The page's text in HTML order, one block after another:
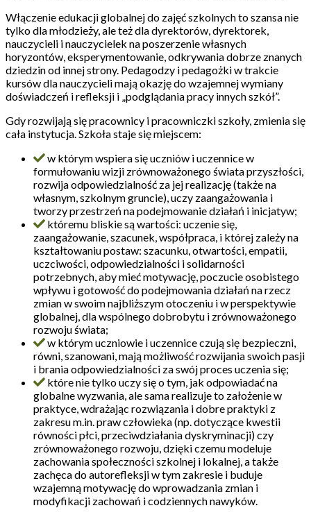
Włączenie edukacji globalnej do zajęć szkolnych to szansa nie
tylko dla młodzieży, ale też dla dyrektorów, dyrektorek,
nauczycieli i nauczycielek na poszerzenie własnych
horyzontów, eksperymentowanie, odkrywania dobrze znanych
dziedzin od innej strony. Pedagodzy i pedagożki w trakcie
kursów dla nauczycieli mają okazję do wzajemnej wymiany
doświadczeń i refleksji i „podglądania pracy innych szkół”.
Gdy rozwijają się pracownicy i pracowniczki szkoły, zmienia się
cała instytucja. Szkoła staje się miejscem:
w którym wspiera się uczniów i uczennice w
formułowaniu wizji zrównoważonego świata przyszłości,
rozwija odpowiedzialność za jej realizację (także na
własnym, szkolnym gruncie), uczy zaangażowania i
tworzy przestrzeń na podejmowanie działań i inicjatyw;
któremu bliskie są wartości: uczenie się,
zaangażowanie, szacunek, współpraca, i której zależy na
kształtowaniu postaw: szacunku, otwartości, empatii,
uczciwości, odpowiedzialności i solidarności
potrzebnych, aby mieć motywację, poczucie osobistego
wpływu i gotowość do podejmowania działań na rzecz
zmian w swoim najbliższym otoczeniu i w perspektywie
globalnej, dla wspólnego dobrobytu i zrównoważonego
rozwoju świata;
w którym uczniowie i uczennice czują się bezpieczni,
równi, szanowani, mają możliwość rozwijania swoich pasji
i brania odpowiedzialności za swój proces uczenia się;
które nie tylko uczy się o tym, jak odpowiadać na
globalne wyzwania, ale sama realizuje to założenie w
praktyce, wdrażając rozwiązania i dobre praktyki z
zakresu m.in. praw człowieka (np. dotyczące kwestii
równości płci, przeciwdziałania dyskryminacji) czy
zrównoważonego rozwoju, dzięki czemu modeluje
zachowania społeczności szkolnej i lokalnej, a także
zachęca do autorefleksji w tym zakresie i buduje
wzajemną motywację do wprowadzania zmian i
modyfikacji zachowań i codziennych nawyków.